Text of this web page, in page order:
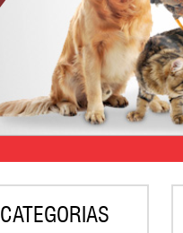
CATEGORIAS